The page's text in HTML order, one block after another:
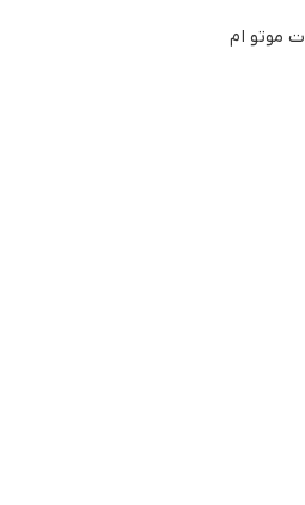
موتو ام